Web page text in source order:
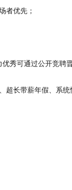
者优先；
秀可通过公开竞聘
超长带薪年假、系